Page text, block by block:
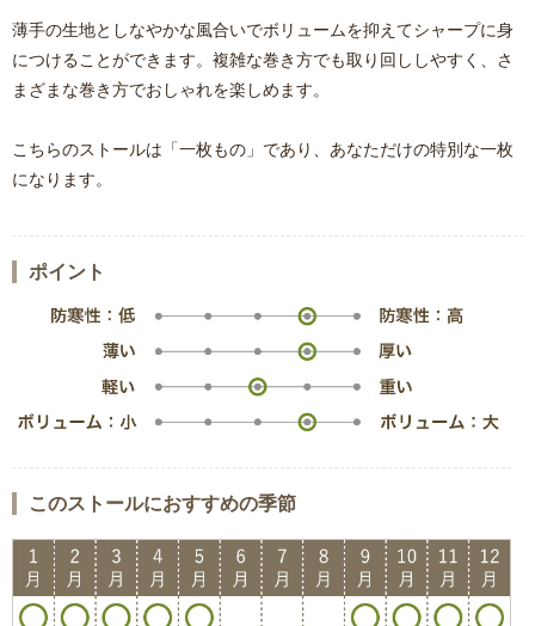
ポイント
このストールにおすすめの季節
薄手の生地としなやかな風合いでボリュームを抑えてシャープに身
につけることができます。複雑な巻き方でも取り回ししやすく、さ
まざまな巻き方でおしゃれを楽しめます。
こちらのストールは「一枚もの」であり、あなただけの特別な一枚
になります。